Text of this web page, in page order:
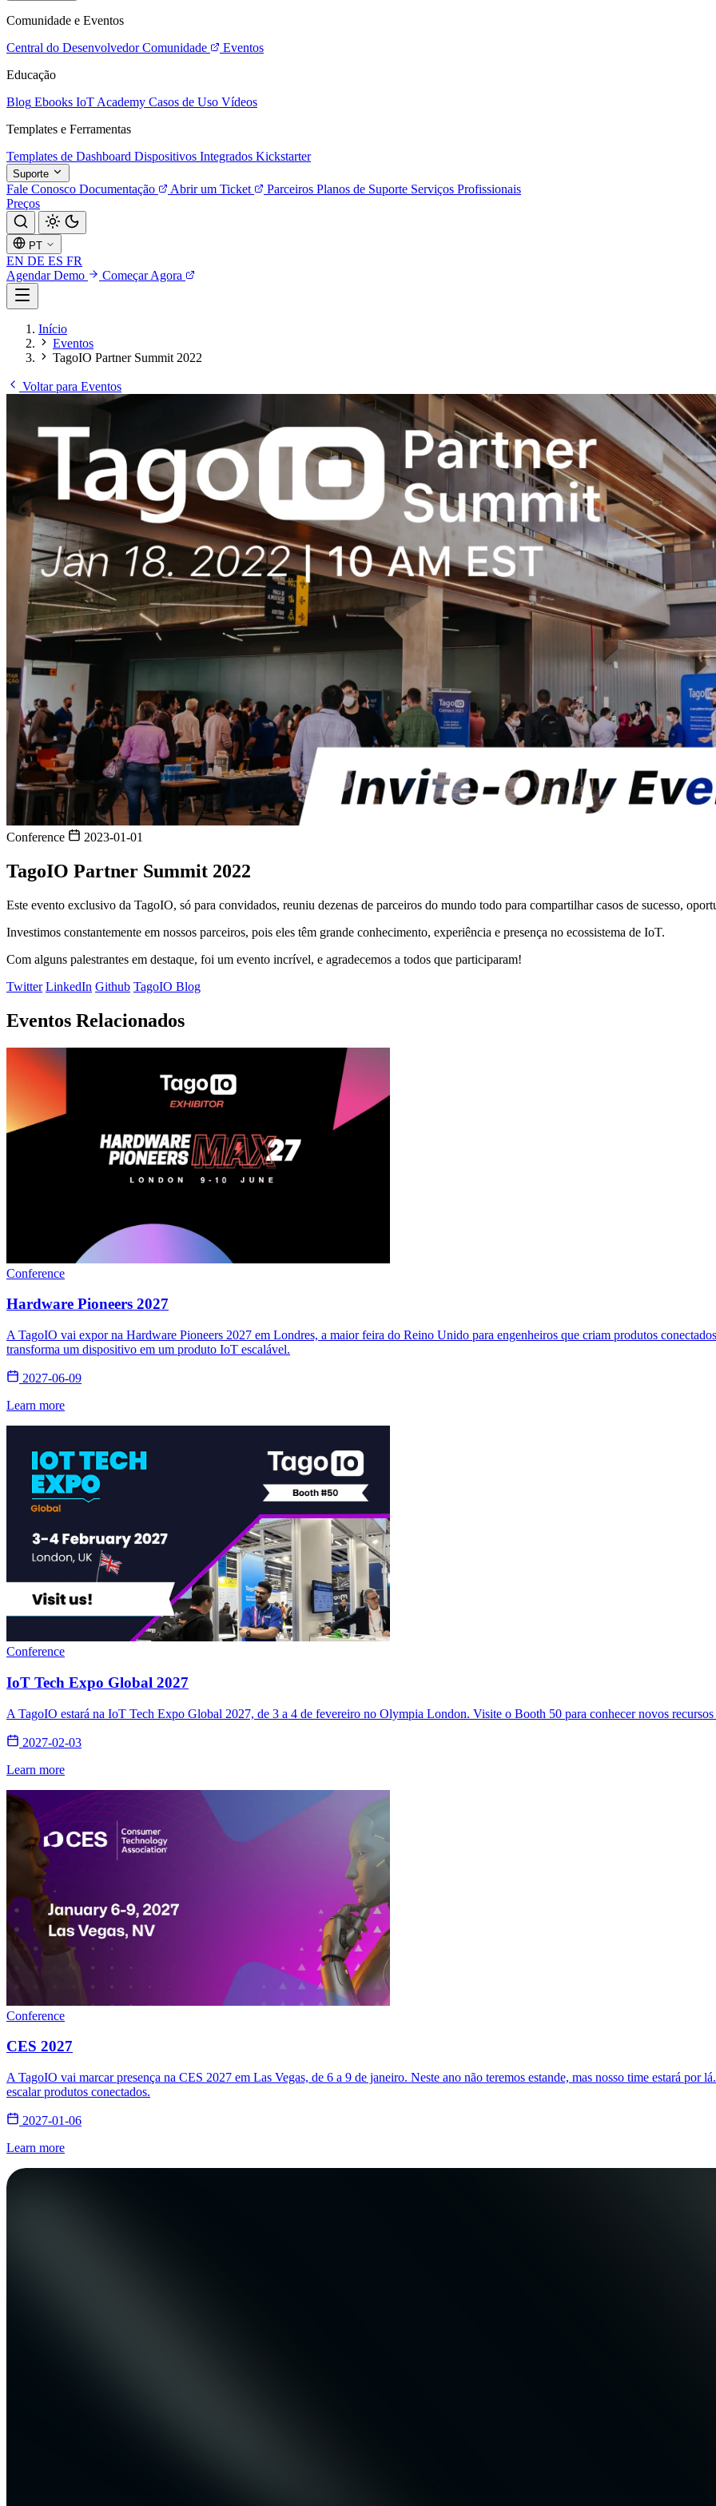
Comunidade e Eventos
Central do Desenvolvedor Comunidade
Eventos
Educação
Blog Ebooks IoT Academy Casos de Uso Vídeos
Templates e Ferramentas
Templates de Dashboard Dispositivos Integrados Kickstarter
Suporte
Fale Conosco Documentação Abrir um Ticket Parceiros Planos de Suporte Serviços Profissionais
Preços
PT
EN DE ES FR
Agendar Demo
Começar Agora
Início
Eventos
TagoIO Partner Summit 2022
Voltar para Eventos
Conference 2023-01-01
TagoIO Partner Summit 2022
Este evento exclusivo da TagoIO, só para convidados, reuniu dezenas de parceiros do mundo todo para compartilhar casos de sucesso,
Investimos constantemente em nossos parceiros, pois eles têm grande conhecimento, experiência e presença no ecossistema de IoT.
Com alguns palestrantes em destaque, foi um evento incrível, e agradecemos a todos que participaram!
Twitter LinkedIn Github TagoIO Blog
Eventos Relacionados
Conference
Hardware Pioneers 2027
A TagoIO vai expor na Hardware Pioneers 2027 em Londres, a maior feira do Reino Unido para engenheiros que criam produtos
transforma um dispositivo em um produto IoT escalável.
2027-06-09
Learn more
Conference
IoT Tech Expo Global 2027
A TagoIO estará na IoT Tech Expo Global 2027, de 3 a 4 de fevereiro no Olympia London. Visite o Booth 50 para conhecer novos
2027-02-03
Learn more
Conference
CES 2027
A TagoIO vai marcar presença na CES 2027 em Las Vegas, de 6 a 9 de janeiro. Neste ano não teremos estande, mas nosso time estará
escalar produtos conectados.
2027-01-06
Learn more